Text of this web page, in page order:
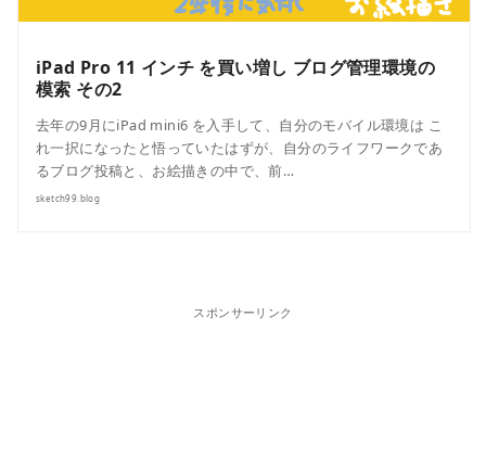
iPad Pro 11 インチ を買い増し ブログ管理環境の
模索 その2
去年の9月にiPad mini6 を入手して、自分のモバイル環境は こ
れ一択になったと悟っていたはずが、自分のライフワークであ
るブログ投稿と、お絵描きの中で、前…
sketch99.blog
スポンサーリンク